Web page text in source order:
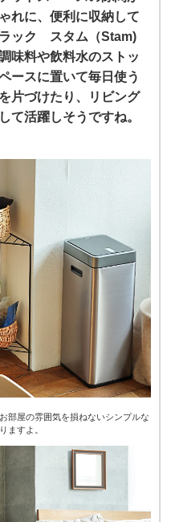
れに、便利に収納して
ラック スタム（Stam)
味料や飲料水のストッ
ースに置いて毎日使う
片づけたり、リビング
て活躍しそうですね。
部屋の雰囲気を損ねないシンプルな
ますよ。